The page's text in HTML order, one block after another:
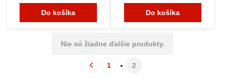
Do košíka Do košíka
Nie sú žiadne ďalšie produkty.
1 2